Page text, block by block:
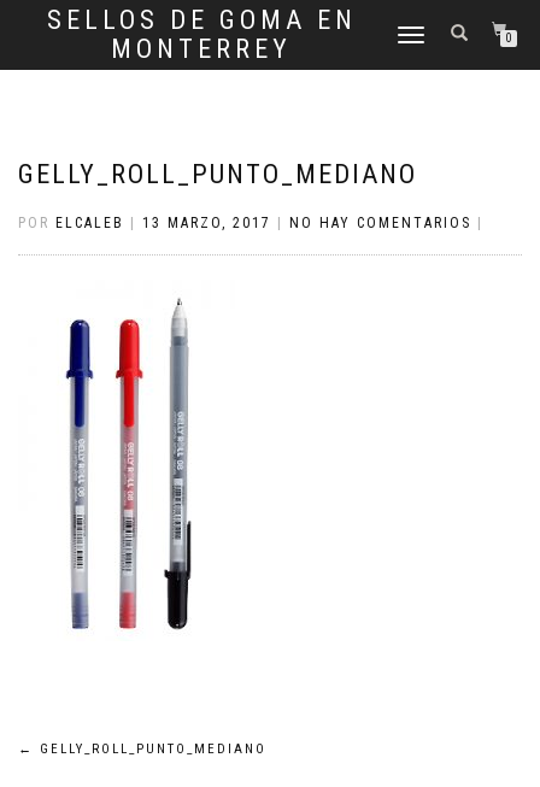
SELLOS DE GOMA EN
MONTERREY
CAMBIAR
0
GELLY_ROLL_PUNTO_MEDIANO
POR ELCALEB 13 MARZO, 2017 NO HAY COMENTARIOS
Navegación
← GELLY_ROLL_PUNTO_MEDIANO